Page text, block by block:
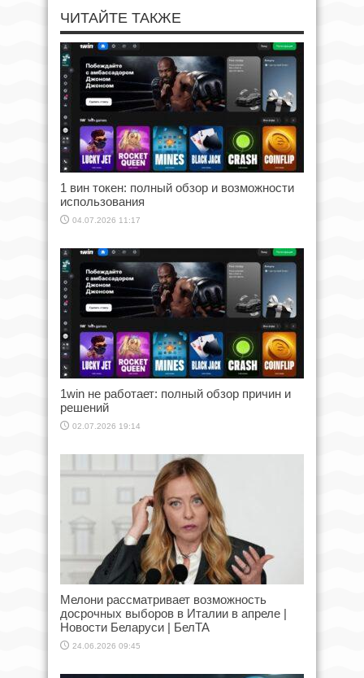
ЧИТАЙТЕ ТАКЖЕ
1 вин токен: полный обзор и возможности
использования
04.07.2026 11:17
1win не работает: полный обзор причин и
решений
02.07.2026 19:14
Мелони рассматривает возможность
досрочных выборов в Италии в апреле |
Новости Беларуси | БелТА
24.06.2026 09:45